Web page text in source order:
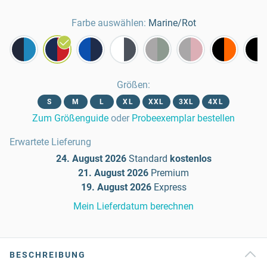
Farbe auswählen: Marine/Rot
Größen:
S M L XL XXL 3XL 4XL
Zum Größenguide oder Probeexemplar bestellen
Erwartete Lieferung
24. August 2026 Standard kostenlos
21. August 2026 Premium
19. August 2026 Express
Mein Lieferdatum berechnen
BESCHREIBUNG